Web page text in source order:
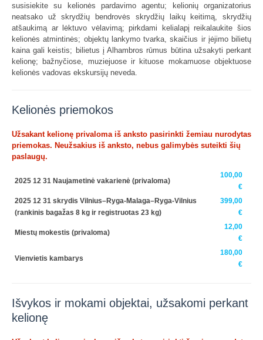
susisiekite su kelionės pardavimo agentu; kelionių organizatorius
neatsako už skrydžių bendrovės skrydžių laikų keitimą, skrydžių
atšaukimą ar lėktuvo vėlavimą; pirkdami kelialapį reikalaukite šios
kelionės atmintinės; objektų lankymo tvarka, skaičius ir įėjimo bilietų
kaina gali keistis; bilietus į Alhambros rūmus būtina užsakyti perkant
kelionę; bažnyčiose, muziejuose ir kituose mokamuose objektuose
kelionės vadovas ekskursijų neveda.
Kelionės priemokos
Užsakant kelionę privaloma iš anksto pasirinkti žemiau nurodytas
priemokas. Neužsakius iš anksto, nebus galimybės suteikti šių
paslaugų.
2025 12 31 Naujametinė vakarienė (privaloma)
100,00
€
2025 12 31 skrydis Vilnius–Ryga-Malaga–Ryga-Vilnius
(rankinis bagažas 8 kg ir registruotas 23 kg)
399,00
€
Miestų mokestis (privaloma)
12,00
€
Vienvietis kambarys
180,00
€
Išvykos ir mokami objektai, užsakomi perkant
kelionę